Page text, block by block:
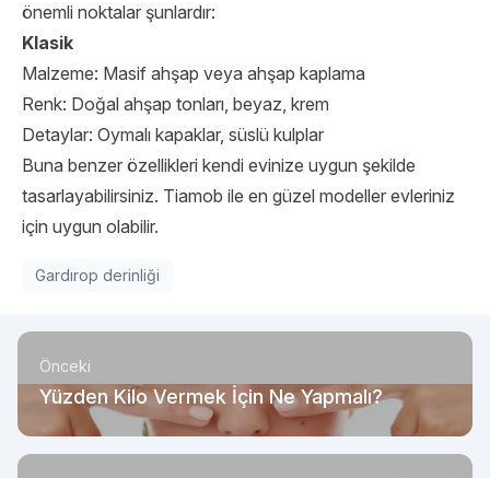
önemli noktalar şunlardır:
Klasik
Malzeme: Masif ahşap veya ahşap kaplama
Renk: Doğal ahşap tonları, beyaz, krem
Detaylar: Oymalı kapaklar, süslü kulplar
Buna benzer özellikleri kendi evinize uygun şekilde
tasarlayabilirsiniz. Tiamob ile en güzel modeller evleriniz
için uygun olabilir.
Gardırop derinliği
Önceki
Yüzden Kilo Vermek İçin Ne Yapmalı?